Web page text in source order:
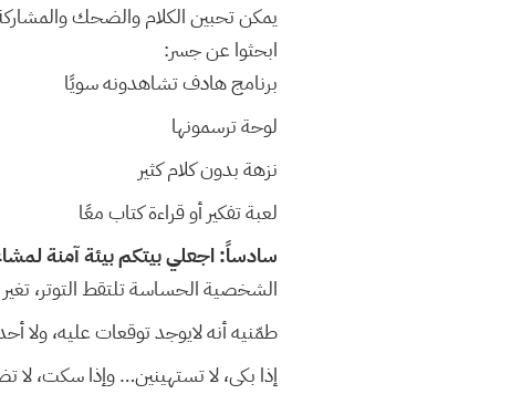
يمكن تحبين الكلام والضحك
ابحثوا عن جسر:
برنامج هادف تشاهدونه سويًا
لوحة ترسمونها
نزهة بدون كلام كثير
لعبة تفكير أو قراءة كتاب معًا
سادساً: اجعلي بيتكم بيئة آمنة
الشخصية الحساسة تلتقط التوتر،
طمّنيه أنه لايوجد توقعات عليه،
إذا بكى، لا تستهينين… وإذا سكت، لا